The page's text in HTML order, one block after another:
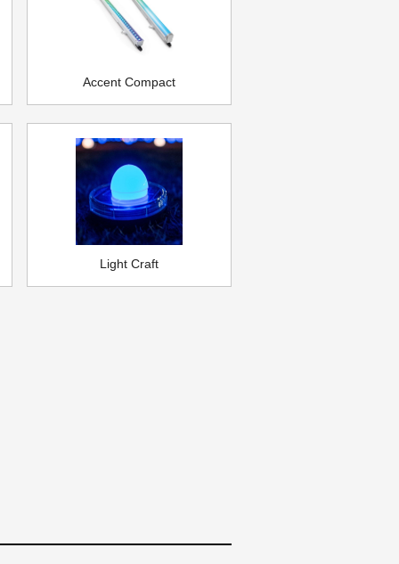
Accent Compact
Light Craft